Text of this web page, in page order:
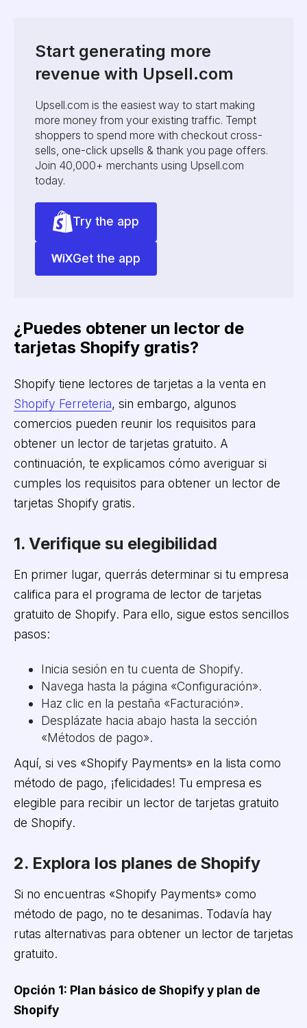
Start generating more
revenue with Upsell.com
Upsell.com is the easiest way to start making
more money from your existing traffic. Tempt
shoppers to spend more with checkout cross-
sells, one-click upsells & thank you page offers.
Join 40,000+ merchants using Upsell.com
today.
Try the app
Get the app
¿Puedes obtener un lector de
tarjetas Shopify gratis?
Shopify tiene lectores de tarjetas a la venta en
Shopify Ferreteria, sin embargo, algunos
comercios pueden reunir los requisitos para
obtener un lector de tarjetas gratuito. A
continuación, te explicamos cómo averiguar si
cumples los requisitos para obtener un lector de
tarjetas Shopify gratis.
1. Verifique su elegibilidad
En primer lugar, querrás determinar si tu empresa
califica para el programa de lector de tarjetas
gratuito de Shopify. Para ello, sigue estos sencillos
pasos:
Inicia sesión en tu cuenta de Shopify.
Navega hasta la página «Configuración».
Haz clic en la pestaña «Facturación».
Desplázate hacia abajo hasta la sección
«Métodos de pago».
Aquí, si ves «Shopify Payments» en la lista como
método de pago, ¡felicidades! Tu empresa es
elegible para recibir un lector de tarjetas gratuito
de Shopify.
2. Explora los planes de Shopify
Si no encuentras «Shopify Payments» como
método de pago, no te desanimas. Todavía hay
rutas alternativas para obtener un lector de tarjetas
gratuito.
Opción 1: Plan básico de Shopify y plan de
Shopify